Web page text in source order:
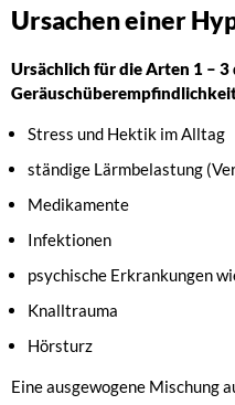
Ursachen einer
Ursächlich für die Arten 1 – 3
Stress und Hektik im Alltag
ständige Lärmbelastung
Medikamente
Infektionen
psychische Erkrankungen
Knalltrauma
Hörsturz
Eine ausgewogene Mischung